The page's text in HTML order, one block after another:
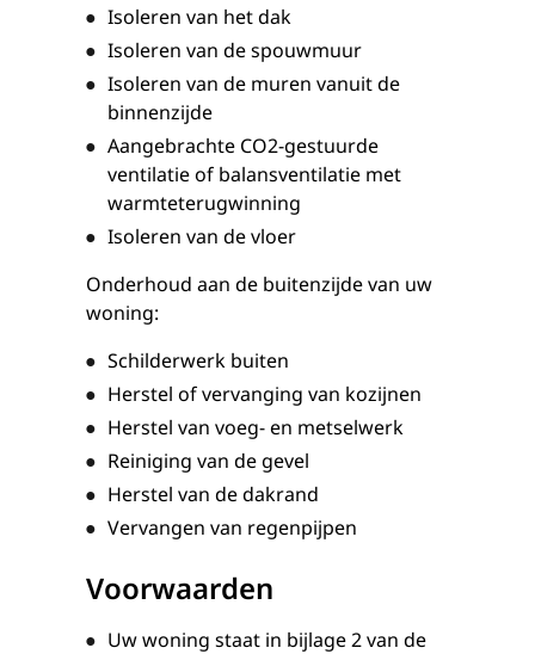
Isoleren van het dak
Isoleren van de spouwmuur
Isoleren van de muren vanuit de
binnenzijde
Aangebrachte CO2-gestuurde
ventilatie of balansventilatie met
warmteterugwinning
Isoleren van de vloer
Onderhoud aan de buitenzijde van uw
woning:
Schilderwerk buiten
Herstel of vervanging van kozijnen
Herstel van voeg- en metselwerk
Reiniging van de gevel
Herstel van de dakrand
Vervangen van regenpijpen
Voorwaarden
Uw woning staat in bijlage 2 van de